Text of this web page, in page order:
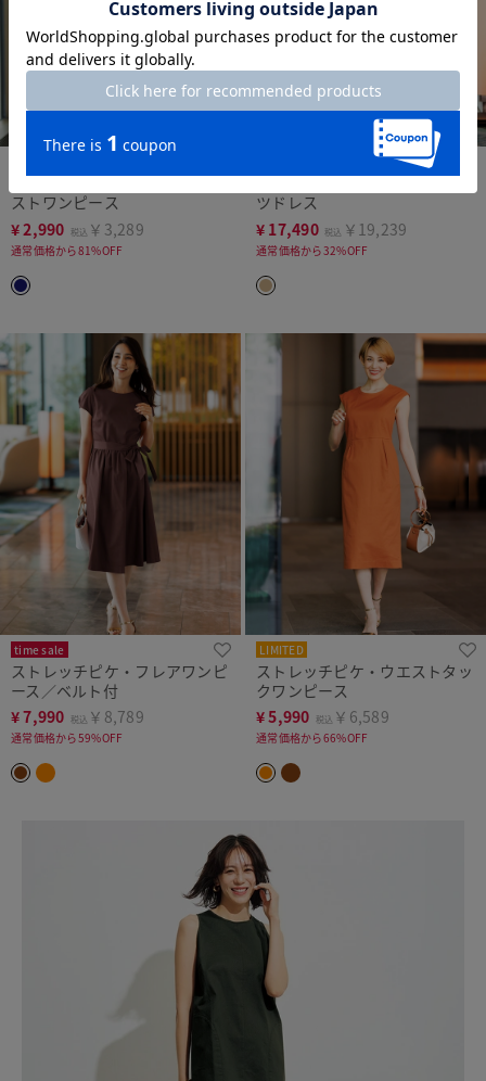
タイプライター・フロントツイ
ストワンピース
¥2,990 税込 ￥3,289
通常価格から81%OFF
艶デニム・異素材デザインシャ
ツドレス
¥ 17,490 税込 ￥19,239
通常価格から32%OFF
time sale
ストレッチピケ・フレアワンピ
ース／ベルト付
¥7,990 税込 ￥8,789
通常価格から59%OFF
LIMITED
ストレッチピケ・ウエストタッ
クワンピース
¥5,990 税込 ￥6,589
通常価格から66%OFF